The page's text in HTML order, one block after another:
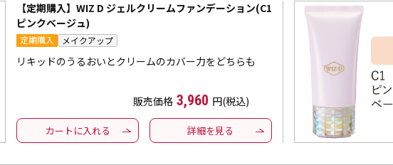
【定期購入】WIZ D ジェルクリームファンデーション(C1
ピンクベージュ)
定期購入 メイクアップ
リキッドのうるおいとクリームのカバー力をどちらも
販売価格 3,960 円(税込)
カートに入れる 詳細を見る